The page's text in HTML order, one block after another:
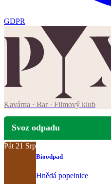
GDPR
Kavárna · Bar · Filmový klub
Svoz odpadu
Pát 21 Srp
Bioodpad
Hnědá popelnice